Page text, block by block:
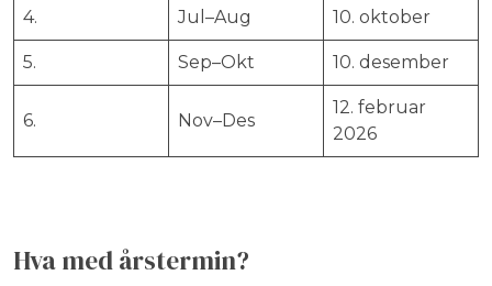
4. Jul–Aug 10. oktober
5. Sep–Okt 10. desember
6. Nov–Des
12. februar
2026
Hva med årstermin?